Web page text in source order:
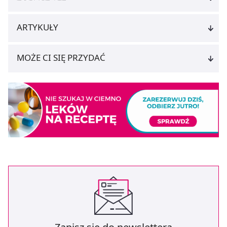
ARTYKUŁY
MOŻE CI SIĘ PRZYDAĆ